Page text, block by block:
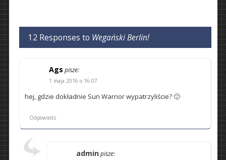
12 Responses to Wegański Berlin!
Ags pisze:
1 maja 2016 o 16:07
hej, gdzie dokładnie Sun Warrior wypatrzyliście? 🙂
Odpowiedz
admin pisze: